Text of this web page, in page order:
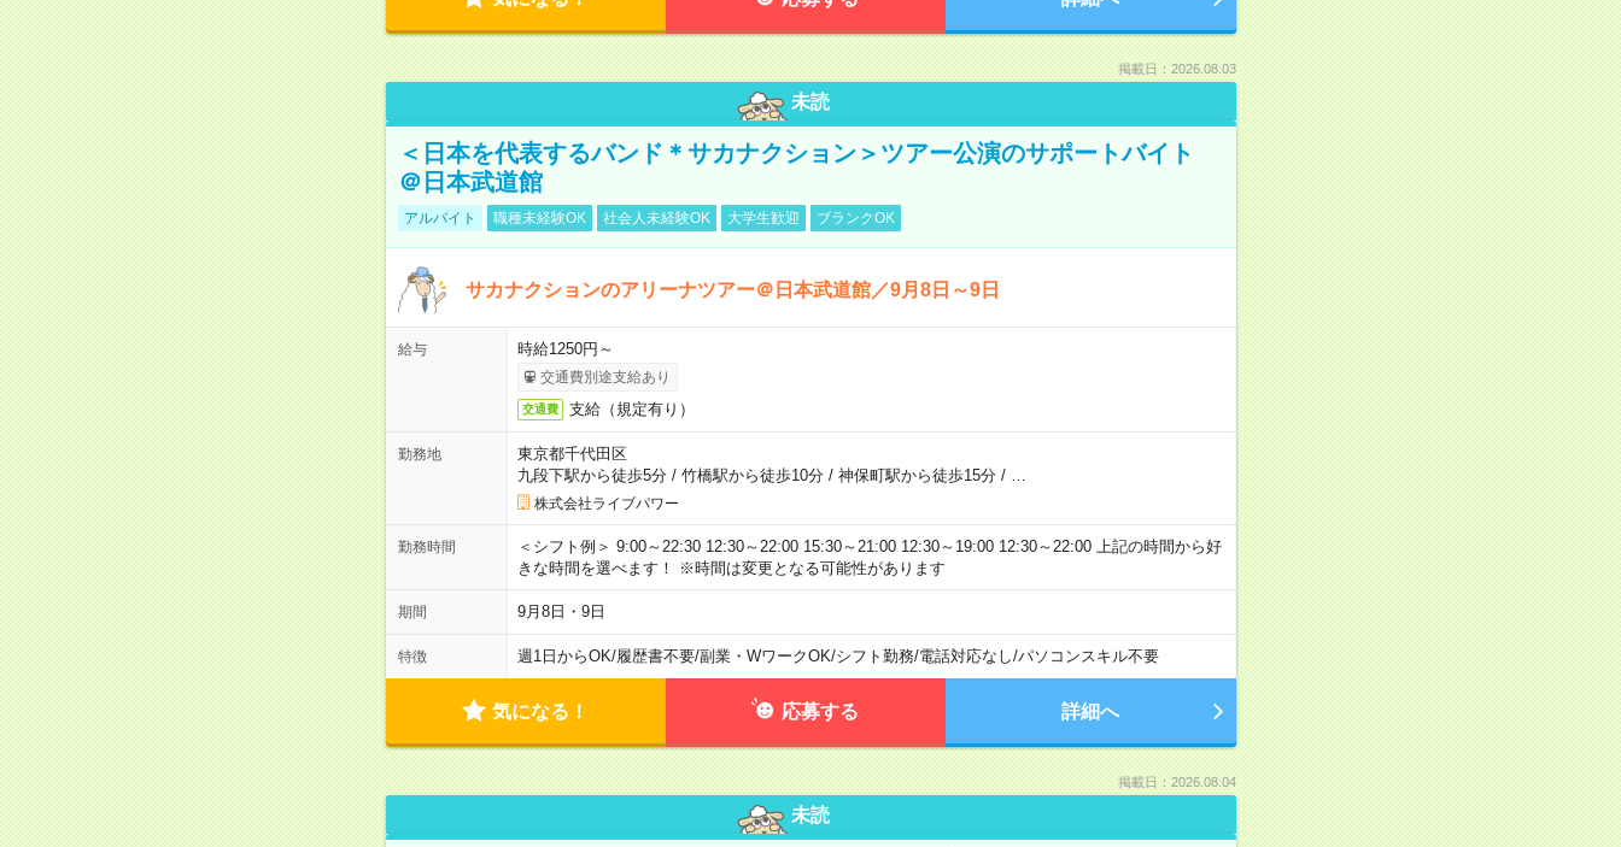
掲載日：2026.08.03
未読
＜日本を代表するバンド＊サカナクション＞ツアー公演のサポートバイト
＠日本武道館
アルバイト 職種未経験OK 社会人未経験OK 大学生歓迎 ブランクOK
サカナクションのアリーナツアー＠日本武道館／9月8日～9日
給与 時給1250円～
交通費別途支給あり
交通費 支給（規定有り）
勤務地
東京都千代田区
九段下駅から徒歩5分/ 竹橋駅から徒歩10分/ 神保町駅から徒歩15分/
株式会社ライブパワー
勤務時間
＜シフト例＞ 9:00～22:30 12:30～22:00 15:30～21:00 12:30～19:00 12:30～22:00 上記の時間から好
きな時間を選べます！ ※時間は変更となる可能性があります
期間 9月8日・9日
特徴 週1日からOK/履歴書不要/副業・WワークOK/シフト勤務/電話対応なし/パソコンスキル不要
気になる！ 応募する 詳細へ
掲載日：2026.08.04
未読